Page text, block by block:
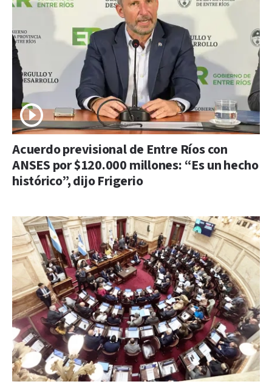
Acuerdo previsional de Entre Ríos con
ANSES por $120.000 millones: “Es un hecho
histórico”, dijo Frigerio